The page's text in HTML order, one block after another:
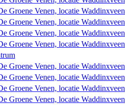
Groene Venen, locatie Waddinxveen
Groene Venen, locatie Waddinxveen
Groene Venen, locatie Waddinxveen
Groene Venen, locatie Waddinxveen
Groene Venen, locatie Waddinxveen
Groene Venen, locatie Waddinxveen
Groene Venen, locatie Waddinxveen
Groene Venen, locatie Waddinxveen